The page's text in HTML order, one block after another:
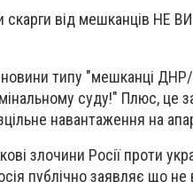
скарги від мешканців НЕ
типу "мешканці
суду!" Плюс, це
навантаження на
злочини Росії проти
публічно заявляє що